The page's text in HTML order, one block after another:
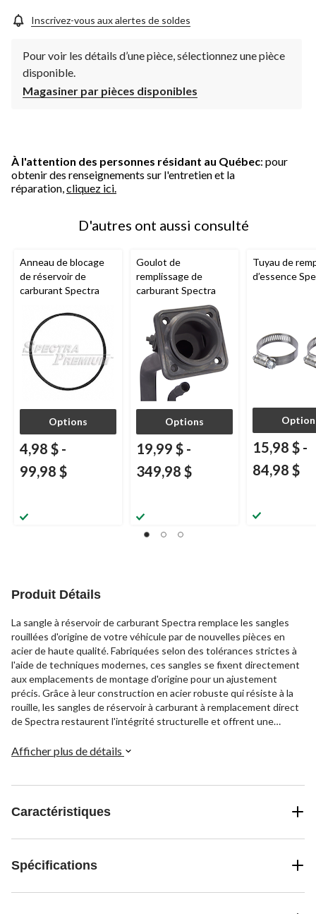
Inscrivez-vous aux alertes de soldes
Pour voir les détails d’une pièce, sélectionnez une pièce
disponible.
Magasiner par pièces disponibles
À l'attention des personnes résidant au Québec: pour
obtenir des renseignements sur l'entretien et la
réparation, cliquez ici.
D'autres ont aussi consulté
Anneau de blocage
de réservoir de
carburant Spectra
Options
4,98 $ -
99,98 $
Goulot de
remplissage de
carburant Spectra
Options
19,99 $ -
349,98 $
Tuyau de
d’essence
15,98 $ -
84,98 $
Produit Détails
La sangle à réservoir de carburant Spectra remplace les sangles
rouillées d'origine de votre véhicule par de nouvelles pièces en
acier de haute qualité. Fabriquées selon des tolérances strictes à
l'aide de techniques modernes, ces sangles se fixent directement
aux emplacements de montage d'origine pour un ajustement
précis. Grâce à leur construction en acier robuste qui résiste à la
rouille, les sangles de réservoir à carburant à remplacement direct
de Spectra restaurent l'intégrité structurelle et offrent une
Afficher plus de détails
Caractéristiques
Spécifications